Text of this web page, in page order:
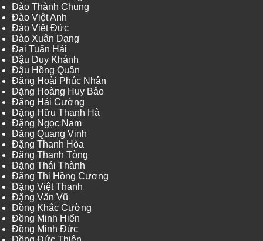
Đào Thành Chung
Đào Việt Anh
Đào Việt Đức
Đào Xuân Dạng
Đại Tuấn Hải
Đậu Duy Khánh
Đậu Hồng Quân
Đặng Hoài Phúc Nhân
Đặng Hoàng Huy Bảo
Đặng Hải Cường
Đặng Hữu Thanh Hà
Đặng Ngọc Nam
Đặng Quang Vinh
Đặng Thanh Hòa
Đặng Thanh Tòng
Đặng Thái Thành
Đặng Thị Hồng Cương
Đặng Việt Thanh
Đặng Văn Vũ
Đồng Khắc Cường
Đồng Minh Hiển
Đồng Minh Đức